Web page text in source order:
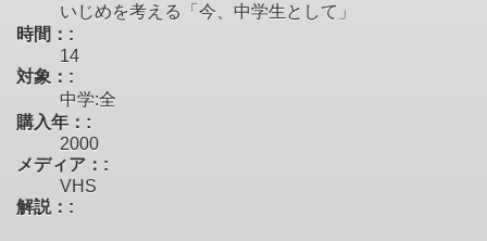
いじめを考える「今、中学生として」
時間：:
14
対象：:
中学:全
購入年：:
2000
メディア：:
VHS
解説：: